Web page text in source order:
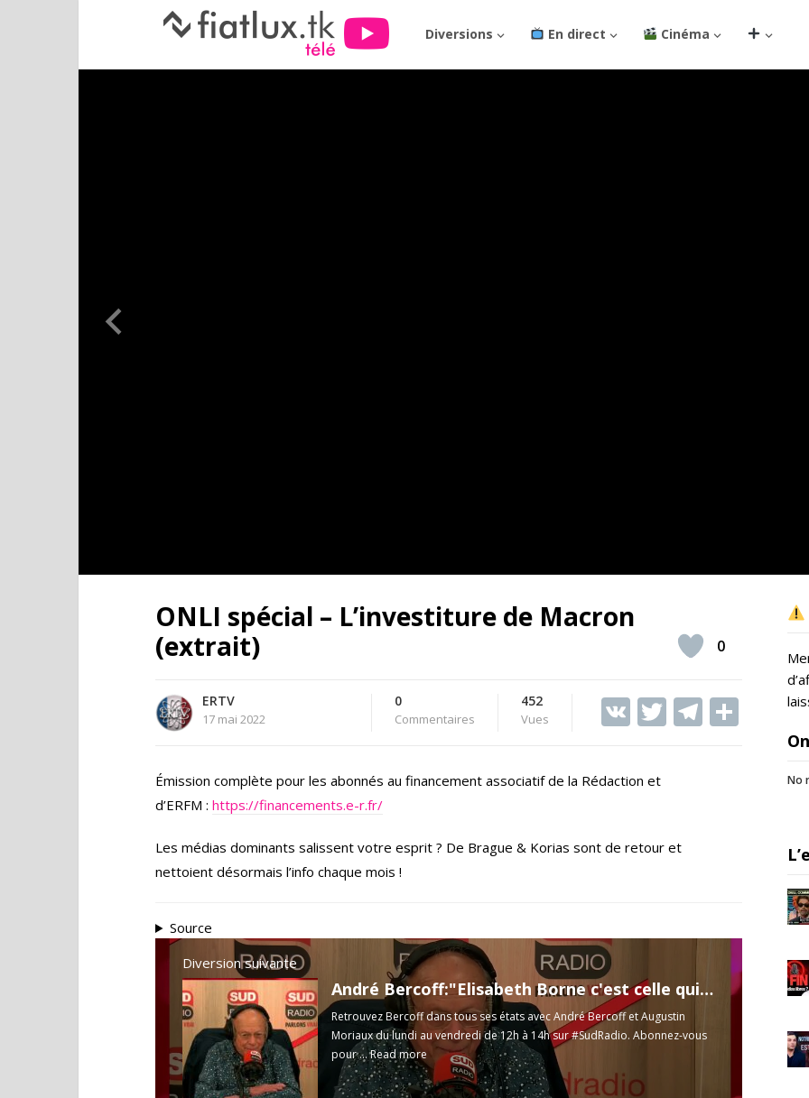
Diversions En direct Cinéma
ONLI spécial – L’investiture de Macron
(extrait)
ERTV
17 mai 2022
0
Commentaires
452
Vues V T T
0
Émission complète pour les abonnés au financement associatif de la Rédaction et
d’ERFM : https://financements.e-r.fr/
Les médias dominants salissent votre esprit ? De Brague & Korias sont de retour et
nettoient désormais l’info chaque mois !
Source
Diversion suivante
André Bercoff:"Elisabeth Borne c'est celle qui a suspendu les soignants sans autre forme de procès"
Retrouvez Bercoff dans tous ses états avec André Bercoff et Augustin
Moriaux du lundi au vendredi de 12h à 14h sur #SudRadio. Abonnez-vous
pour ...Read more
No